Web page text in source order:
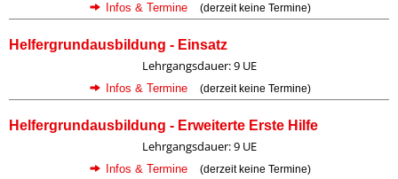
Infos & Termine (derzeit keine Termine)
Helfergrundausbildung - Einsatz
Lehrgangsdauer: 9 UE
Infos & Termine (derzeit keine Termine)
Helfergrundausbildung - Erweiterte Erste Hilfe
Lehrgangsdauer: 9 UE
Infos & Termine (derzeit keine Termine)